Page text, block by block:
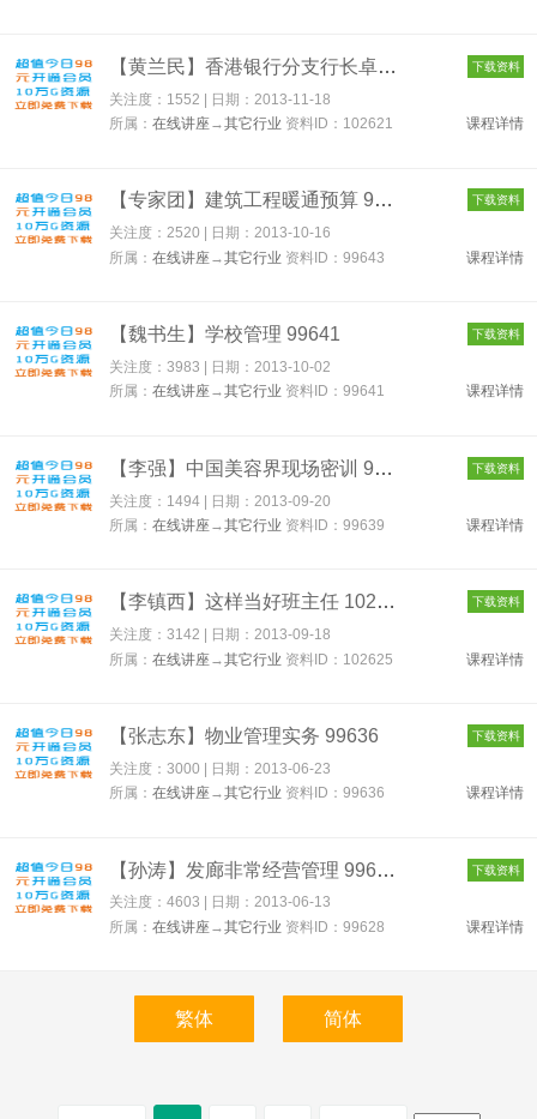
【黄兰民】香港银行分支行长卓越管理之道 102621 下载资料
关注度：1552 | 日期： 2013-11-18
所属：在线讲座→其它行业 资料ID：102621 课程详情
【专家团】建筑工程暖通预算 99643 下载资料
关注度：2520 | 日期：2013-10-16
所属：在线讲座→其它行业 资料ID：99643 课程详情
【魏书生】学校管理 99641 下载资料
关注度：3983 | 日期：2013-10-02
所属：在线讲座→其它行业 资料ID：99641 课程详情
【李强】中国美容界现场密训 99639 下载资料
关注度：1494 | 日期： 2013-09-20
所属：在线讲座→其它行业 资料ID：99639 课程详情
【李镇西】这样当好班主任 102625 下载资料
关注度：3142 | 日期：2013-09-18
所属：在线讲座→其它行业 资料ID：102625 课程详情
【张志东】物业管理实务 99636 下载资料
关注度：3000 | 日期： 2013-06-23
所属：在线讲座→其它行业 资料ID：99636 课程详情
【孙涛】发廊非常经营管理 99628 下载资料
关注度：4603 | 日期：2013-06-13
所属：在线讲座→其它行业 资料ID：99628 课程详情